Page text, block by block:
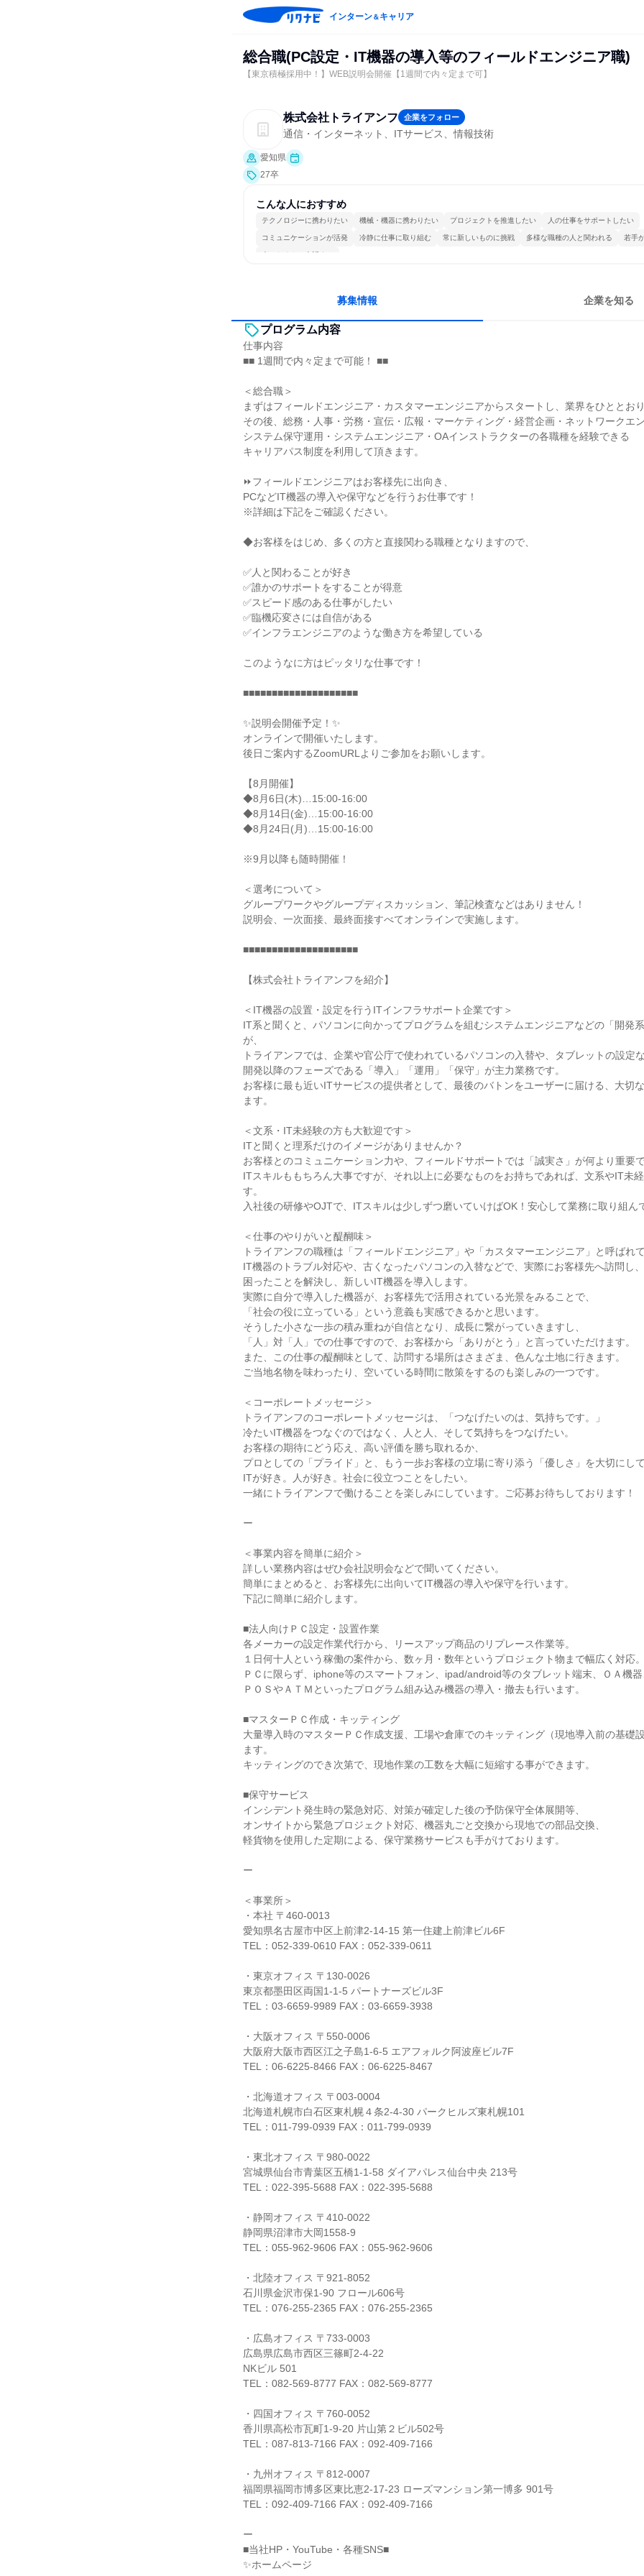
インターン＆キャリア
総合職(PC設定・IT機器の導入等のフィールドエンジニア職)
【東京積極採用中！】WEB説明会開催【1週間で内々定まで可】
株式会社トライアンフ 企業をフォロー
通信・インターネット、ITサービス、情報技術
愛知県
27卒
こんな人におすすめ
テクノロジーに携わりたい 機械・機器に携わりたい プロジェクトを推進したい 人の仕事をサポートしたい
コミュニケーションが活発 冷静に仕事に取り組む 常に新しいものに挑戦 多様な職種の人と関われる 若手
人とたくさん会話する
募集情報 企業を知る
プログラム内容
仕事内容
■■ 1週間で内々定まで可能！ ■■
＜総合職＞
まずはフィールドエンジニア・カスタマーエンジニアからスタートし、業界をひととおり
その後、総務・人事・労務・宣伝・広報・マーケティング・経営企画・ネットワークエ
システム保守運用・システムエンジニア・OAインストラクターの各職種を経験できる
キャリアパス制度を利用して頂きます。
⏩フィールドエンジニアはお客様先に出向き、
PCなどIT機器の導入や保守などを行うお仕事です！
※詳細は下記をご確認ください。
◆お客様をはじめ、多くの方と直接関わる職種となりますので、
✅人と関わることが好き
✅誰かのサポートをすることが得意
✅スピード感のある仕事がしたい
✅臨機応変さには自信がある
✅インフラエンジニアのような働き方を希望している
このようなに方はピッタリな仕事です！
■■■■■■■■■■■■■■■■■■■■
✨説明会開催予定！✨
オンラインで開催いたします。
後日ご案内するZoomURLよりご参加をお願いします。
【8月開催】
◆8月6日(木)…15:00-16:00
◆8月14日(金)…15:00-16:00
◆8月24日(月)…15:00-16:00
※9月以降も随時開催！
＜選考について＞
グループワークやグループディスカッション、筆記検査などはありません！
説明会、一次面接、最終面接すべてオンラインで実施します。
■■■■■■■■■■■■■■■■■■■■
【株式会社トライアンフを紹介】
＜IT機器の設置・設定を行うITインフラサポート企業です＞
IT系と聞くと、パソコンに向かってプログラムを組むシステムエンジニアなどの「開発
が、
トライアンフでは、企業や官公庁で使われているパソコンの入替や、タブレットの設定な
開発以降のフェーズである「導入」「運用」「保守」が主力業務です。
お客様に最も近いITサービスの提供者として、最後のバトンをユーザーに届ける、大切
ます。
＜文系・IT未経験の方も大歓迎です＞
ITと聞くと理系だけのイメージがありませんか？
お客様とのコミュニケーション力や、フィールドサポートでは「誠実さ」が何より重要で
ITスキルももちろん大事ですが、それ以上に必要なものをお持ちであれば、文系やIT未
す。
入社後の研修やOJTで、ITスキルは少しずつ磨いていけばOK！安心して業務に取り組ん
＜仕事のやりがいと醍醐味＞
トライアンフの職種は「フィールドエンジニア」や「カスタマーエンジニア」と呼ばれて
IT機器のトラブル対応や、古くなったパソコンの入替などで、実際にお客様先へ訪問し、
困ったことを解決し、新しいIT機器を導入します。
実際に自分で導入した機器が、お客様先で活用されている光景をみることで、
「社会の役に立っている」という意義も実感できるかと思います。
そうした小さな一歩の積み重ねが自信となり、成長に繋がっていきますし、
「人」対「人」での仕事ですので、お客様から「ありがとう」と言っていただけます。
また、この仕事の醍醐味として、訪問する場所はさまざま、色んな土地に行きます。
ご当地名物を味わったり、空いている時間に散策をするのも楽しみの一つです。
＜コーポレートメッセージ＞
トライアンフのコーポレートメッセージは、「つなげたいのは、気持ちです。」
冷たいIT機器をつなぐのではなく、人と人、そして気持ちをつなげたい。
お客様の期待にどう応え、高い評価を勝ち取れるか、
プロとしての「プライド」と、もう一歩お客様の立場に寄り添う「優しさ」を大切にして
ITが好き。人が好き。社会に役立つことをしたい。
一緒にトライアンフで働けることを楽しみにしています。ご応募お待ちしております！
ー
＜事業内容を簡単に紹介＞
詳しい業務内容はぜひ会社説明会などで聞いてください。
簡単にまとめると、お客様先に出向いてIT機器の導入や保守を行います。
下記に簡単に紹介します。
■法人向けＰＣ設定・設置作業
各メーカーの設定作業代行から、リースアップ商品のリプレース作業等。
１日何十人という稼働の案件から、数ヶ月・数年というプロジェクト物まで幅広く対応。
ＰＣに限らず、iphone等のスマートフォン、ipad/android等のタブレット端末、ＯＡ機器
ＰＯＳやＡＴＭといったプログラム組み込み機器の導入・撤去も行います。
■マスターＰＣ作成・キッティング
大量導入時のマスターＰＣ作成支援、工場や倉庫でのキッティング（現地導入前の基礎
ます。
キッティングのでき次第で、現地作業の工数を大幅に短縮する事ができます。
■保守サービス
インシデント発生時の緊急対応、対策が確定した後の予防保守全体展開等、
オンサイトから緊急プロジェクト対応、機器丸ごと交換から現地での部品交換、
軽貨物を使用した定期による、保守業務サービスも手がけております。
ー
＜事業所＞
・本社 〒460-0013
愛知県名古屋市中区上前津2-14-15 第一住建上前津ビル6F
TEL：052-339-0610 FAX：052-339-0611
・東京オフィス 〒130-0026
東京都墨田区両国1-1-5 パートナーズビル3F
TEL：03-6659-9989 FAX：03-6659-3938
・大阪オフィス 〒550-0006
大阪府大阪市西区江之子島1-6-5 エアフォルク阿波座ビル7F
TEL：06-6225-8466 FAX：06-6225-8467
・北海道オフィス 〒003-0004
北海道札幌市白石区東札幌４条2-4-30 パークヒルズ東札幌101
TEL：011-799-0939 FAX：011-799-0939
・東北オフィス 〒980-0022
宮城県仙台市青葉区五橋1-1-58 ダイアパレス仙台中央 213号
TEL：022-395-5688 FAX：022-395-5688
・静岡オフィス 〒410-0022
静岡県沼津市大岡1558-9
TEL：055-962-9606 FAX：055-962-9606
・北陸オフィス 〒921-8052
石川県金沢市保1-90 フロール606号
TEL：076-255-2365 FAX：076-255-2365
・広島オフィス 〒733-0003
広島県広島市西区三篠町2-4-22
NKビル 501
TEL：082-569-8777 FAX：082-569-8777
・四国オフィス 〒760-0052
香川県高松市瓦町1-9-20 片山第２ビル502号
TEL：087-813-7166 FAX：092-409-7166
・九州オフィス 〒812-0007
福岡県福岡市博多区東比恵2-17-23 ローズマンション第一博多 901号
TEL：092-409-7166 FAX：092-409-7166
ー
■当社HP・YouTube・各種SNS■
✨ホームページ